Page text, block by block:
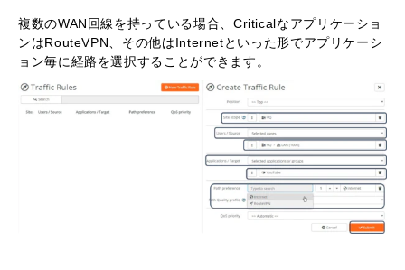
複数のWAN回線を持っている場合、Criticalなアプリケーショ
ンはRouteVPN、その他はInternetといった形でアプリケーシ
ョン毎に経路を選択することができます。